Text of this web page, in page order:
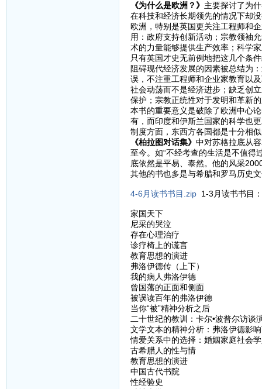
《为什么是欧洲？》 主要探讨了为
在科技和经济长期领先的情况下却
欧洲，特别是英国更关注工程师和
用：政府支持创新活动；宗教领袖
术的力量能够提供生产效率；科学
只有英国才史无前例地把这几个条
阻碍现代经济发展的因素被总结为
误，不注重工程师和企业家教育以
社会动荡而不是经济进步；缺乏创
保护；宗教正统性对于发明和革新
本书的重要意义是破除了欧洲中心
有，而印度和伊斯兰国家的科学也
制度方面，东西方各国都是十分相
《柏拉图对话集》 中对苏格拉底从
至今。如“不经考查的生活是不值得
底依然是平易、泰然。他的风采
其他的书也多是与希腊和罗马历史
4-6月读书书目.zip1-3月读书书目：
家国天下
尼采的哭泣
存在心理治疗
诊疗椅上的谎言
教育思想的演进
弗洛伊德传（上下）
我的病人弗洛伊德
曾国藩的正面和侧面
被误读百年的弗洛伊德
当你“被”精神分析之后
二十世纪的教训：卡尔•波普尔访谈
文学文本的精神分析：弗洛伊德影
情爱关系中的选择：婚姻家庭社会
古希腊人的性与情
教育思想的演进
中国古代书院
性经验史